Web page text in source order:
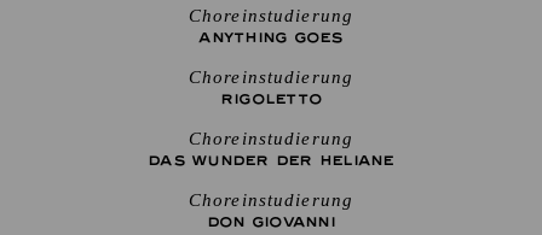
Choreinstudierung
ANYTHING GOES
Choreinstudierung
RIGO­LETTO
Choreinstudierung
DAS WUNDER DER HELIANE
Choreinstudierung
DON GIO­VANNI